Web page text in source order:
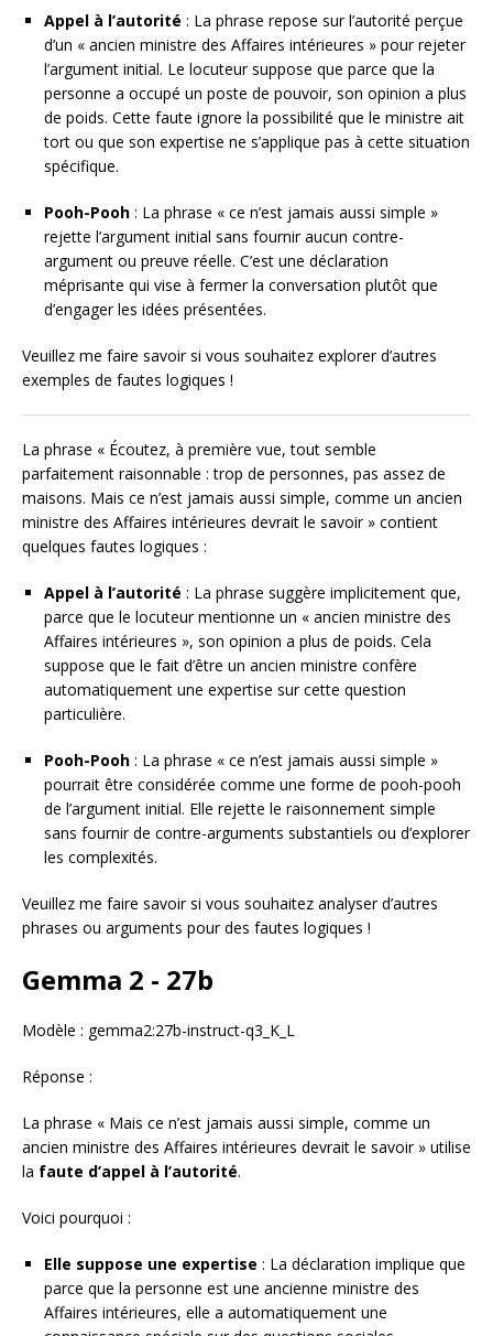
Appel à l’autorité : La phrase repose sur l’autorité perçue
d’un « ancien ministre des Affaires intérieures » pour rejeter
l’argument initial. Le locuteur suppose que parce que la
personne a occupé un poste de pouvoir, son opinion a plus
de poids. Cette faute ignore la possibilité que le ministre ait
tort ou que son expertise ne s’applique pas à cette situation
spécifique.
Pooh-Pooh : La phrase « ce n’est jamais aussi simple »
rejette l’argument initial sans fournir aucun contre-
argument ou preuve réelle. C’est une déclaration
méprisante qui vise à fermer la conversation plutôt que
d’engager les idées présentées.
Veuillez me faire savoir si vous souhaitez explorer d’autres
exemples de fautes logiques !
La phrase « Écoutez, à première vue, tout semble
parfaitement raisonnable : trop de personnes, pas assez de
maisons. Mais ce n’est jamais aussi simple, comme un ancien
ministre des Affaires intérieures devrait le savoir » contient
quelques fautes logiques :
Appel à l’autorité : La phrase suggère implicitement que,
parce que le locuteur mentionne un « ancien ministre des
Affaires intérieures », son opinion a plus de poids. Cela
suppose que le fait d’être un ancien ministre confère
automatiquement une expertise sur cette question
particulière.
Pooh-Pooh : La phrase « ce n’est jamais aussi simple »
pourrait être considérée comme une forme de pooh-pooh
de l’argument initial. Elle rejette le raisonnement simple
sans fournir de contre-arguments substantiels ou d’explorer
les complexités.
Veuillez me faire savoir si vous souhaitez analyser d’autres
phrases ou arguments pour des fautes logiques !
Gemma 2 - 27b
Modèle : gemma2:27b-instruct-q3_K_L
Réponse :
La phrase « Mais ce n’est jamais aussi simple, comme un
ancien ministre des Affaires intérieures devrait le savoir » utilise
la faute d’appel à l’autorité.
Voici pourquoi :
Elle suppose une expertise : La déclaration implique que
parce que la personne est une ancienne ministre des
Affaires intérieures, elle a automatiquement une